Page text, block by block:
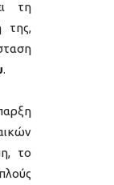
τη
της,
.
το